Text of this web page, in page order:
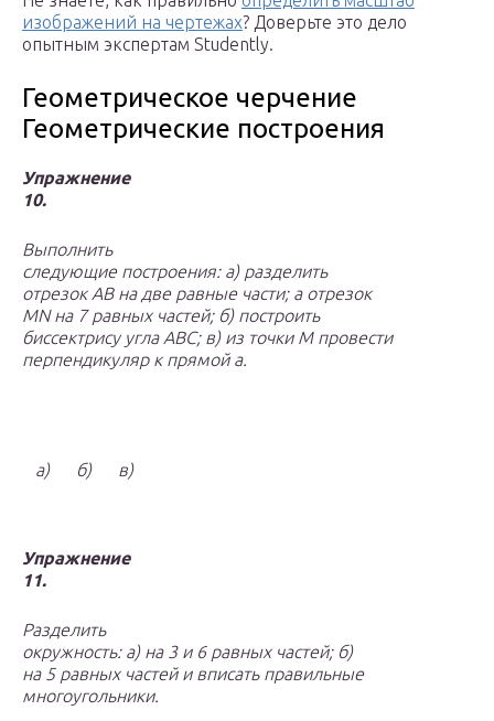
изображений на чертежах? Доверьте это дело
опытным экспертам Studently.
Геометрическое черчение
Геометрические построения
Упражнение
10.
Выполнить
следующие построения: а) разделить
отрезок AB на две равные части; а отрезок
MN на 7 равных частей; б) построить
биссектрису угла ABC; в) из точки M провести
перпендикуляр к прямой a.
а) б) в)
Упражнение
11.
Разделить
окружность: а) на 3 и 6 равных частей; б)
на 5 равных частей и вписать правильные
многоугольники.